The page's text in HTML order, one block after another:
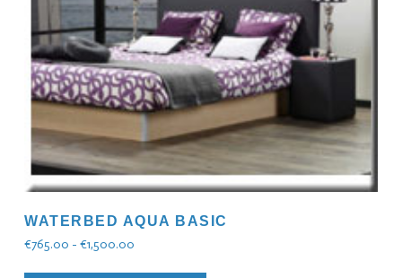
WATERBED AQUA BASIC
€765.00 - €1,500.00